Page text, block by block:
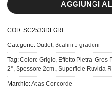
AGGIUNGI
COD: SC2533DLGRI
Categorie: Outlet, Scalini e gradoni
Tag: Colore Grigio, Effetto Pietra, Gres
2°, Spessore 2cm., Superficie Ruvida
Marchio:Atlas Concorde